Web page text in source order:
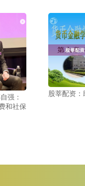
强：
和社保
股莘配资